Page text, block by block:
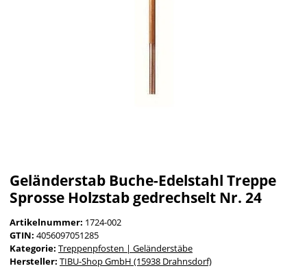
Geländerstab Buche-Edelstahl Treppe
Sprosse Holzstab gedrechselt Nr. 24
Artikelnummer: 1724-002
GTIN: 4056097051285
Kategorie: Treppenpfosten | Geländerstäbe
Hersteller: TIBU-Shop GmbH (15938 Drahnsdorf)